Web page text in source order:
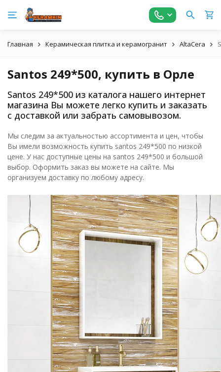
Главная Керамическая плитка и керамогранит AltaCera
Santos 249*500, купить в Орле
Santos 249*500 из каталога нашего интернет
магазина Вы можете легко купить и заказать
с доставкой или забрать самовывозом.
Мы следим за актуальностью ассортимента и цен, чтобы
Вы имели возможность купить santos 249*500 по низкой
цене. У нас доступные цены на santos 249*500 и большой
выбор. Оформить заказ вы можете на сайте. Мы
организуем доставку по любому адресу.